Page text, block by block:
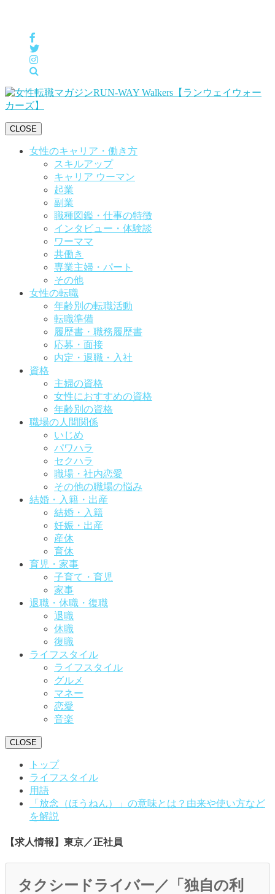
CLOSE
女性のキャリア・働き方
スキルアップ
キャリア ウーマン
起業
副業
職種図鑑・仕事の特徴
インタビュー・体験談
ワーママ
共働き
専業主婦・パート
その他
女性の転職
年齢別の転職活動
転職準備
履歴書・職務履歴書
応募・面接
内定・退職・入社
資格
主婦の資格
女性におすすめの資格
年齢別の資格
職場の人間関係
いじめ
パワハラ
セクハラ
職場・社内恋愛
その他の職場の悩み
結婚・入籍・出産
結婚・入籍
妊娠・出産
産休
育休
育児・家事
子育て・育児
家事
退職・休職・復職
退職
休職
復職
ライフスタイル
ライフスタイル
グルメ
マネー
恋愛
音楽
CLOSE
トップ
ライフスタイル
用語
「放念（ほうねん）」の意味とは？由来や使い方など
を解説
【求人情報】東京／正社員
タクシードライバー／「独自の利